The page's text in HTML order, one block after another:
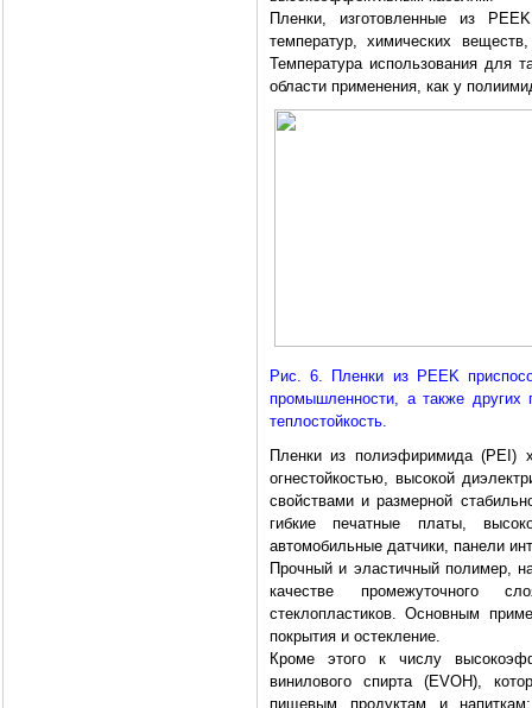
Пленки, изготовленные из
температур, химических
Температура использования для
области применения, как у
Рис. 6. Пленки из PEEK
промышленности, а также
теплостойкость.
Пленки из полиэфиримида (PEI)
огнестойкостью, высокой
свойствами и размерной
гибкие печатные платы,
автомобильные датчики, панели
Прочный и эластичный полимер,
качестве промежуточного
стеклопластиков. Основным
покрытия и остекление.
Кроме этого к числу
винилового спирта (EVOH),
пищевым продуктам и